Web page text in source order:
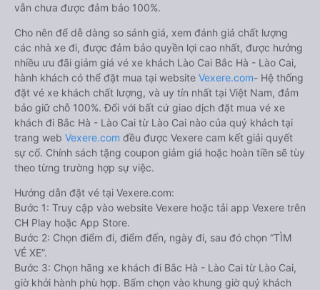
vẫn chưa được đảm bảo 100%.
Cho nên để dễ dàng so sánh giá, xem đánh giá chất lượng
các nhà xe đi, được đảm bảo quyền lợi cao nhất, được hưởng
nhiều ưu đãi giảm giá vé xe khách Lào Cai Bắc Hà - Lào Cai,
hành khách có thể đặt mua tại website Vexere.com- Hệ thống
đặt vé xe khách chất lượng, và uy tín nhất tại Việt Nam, đảm
bảo giữ chỗ 100%. Đối với bất cứ giao dịch đặt mua vé xe
khách đi Bắc Hà - Lào Cai từ Lào Cai nào của quý khách tại
trang web Vexere.com đều được Vexere cam kết giải quyết
sự cố. Chính sách tặng coupon giảm giá hoặc hoàn tiền sẽ tùy
theo từng trường hợp sự việc.
Hướng dẫn đặt vé tại Vexere.com:
Bước 1: Truy cập vào website Vexere hoặc tải app Vexere trên
CH Play hoặc App Store.
Bước 2: Chọn điểm đi, điểm đến, ngày đi, sau đó chọn “TÌM
VÉ XE”.
Bước 3: Chọn hãng xe khách đi Bắc Hà - Lào Cai từ Lào Cai,
giờ khởi hành phù hợp. Bấm chọn vào khung giờ quý khách